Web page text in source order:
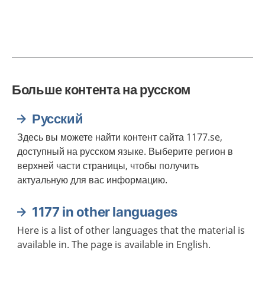
Больше контента на русском
Русский
Здесь вы можете найти контент сайта 1177.se,
доступный на русском языке. Выберите регион в
верхней части страницы, чтобы получить
актуальную для вас информацию.
1177 in other languages
Here is a list of other languages that the material is
available in. The page is available in English.